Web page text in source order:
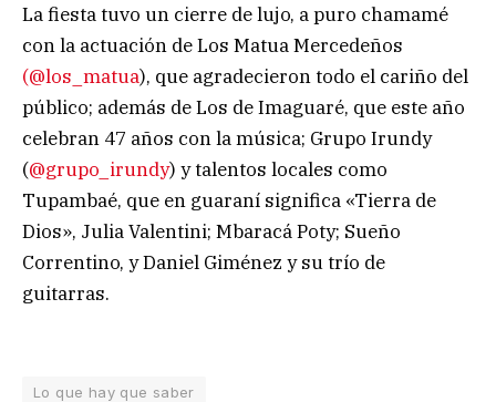
La fiesta tuvo un cierre de lujo, a puro chamamé
con la actuación de Los Matua Mercedeños
(@los_matua), que agradecieron todo el cariño del
público; además de Los de Imaguaré, que este año
celebran 47 años con la música; Grupo Irundy
(@grupo_irundy) y talentos locales como
Tupambaé, que en guaraní significa «Tierra de
Dios», Julia Valentini; Mbaracá Poty; Sueño
Correntino, y Daniel Giménez y su trío de
guitarras.
Lo que hay que saber